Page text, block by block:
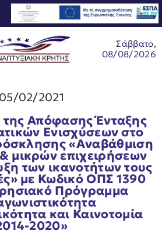
Σάββατο,
08/08/2026
05/02/2021
Απόφασης Ένταξης
Ενισχύσεων στο
«Αναβάθμιση
μικρών επιχειρήσεων
των ικανοτήτων τους
με Κωδικό ΟΠΣ 1390
Πρόγραμμα
και Καινοτομία
2020»